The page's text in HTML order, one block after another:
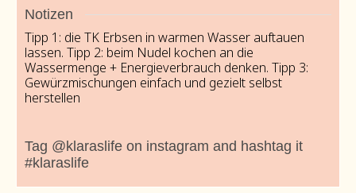
Notizen
Tipp 1: die TK Erbsen in warmen Wasser auftauen
lassen. Tipp 2: beim Nudel kochen an die
Wassermenge + Energieverbrauch denken. Tipp 3:
Gewürzmischungen einfach und gezielt selbst
herstellen
Tag @klaraslife on instagram and hashtag it
#klaraslife